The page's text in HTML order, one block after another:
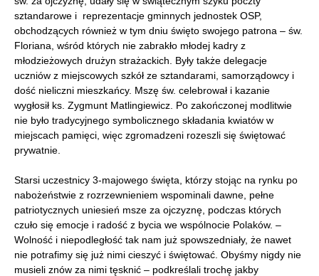
sztandarowe i reprezentacje gminnych jednostek OSP,
obchodzących również w tym dniu święto swojego patrona – św.
Floriana, wśród których nie zabrakło młodej kadry z
młodzieżowych drużyn strażackich. Były także delegacje
uczniów z miejscowych szkół ze sztandarami, samorządowcy i
dość nieliczni mieszkańcy. Mszę św. celebrował i kazanie
wygłosił ks. Zygmunt Matlingiewicz. Po zakończonej modlitwie
nie było tradycyjnego symbolicznego składania kwiatów w
miejscach pamięci, więc zgromadzeni rozeszli się świętować
prywatnie.
Starsi uczestnicy 3-majowego święta, którzy stojąc na rynku po
nabożeństwie z rozrzewnieniem wspominali dawne, pełne
patriotycznych uniesień msze za ojczyznę, podczas których
czuło się emocje i radość z bycia we wspólnocie Polaków. –
Wolność i niepodległość tak nam już spowszedniały, że nawet
nie potrafimy się już nimi cieszyć i świętować. Obyśmy nigdy nie
musieli znów za nimi tęsknić – podkreślali trochę jakby